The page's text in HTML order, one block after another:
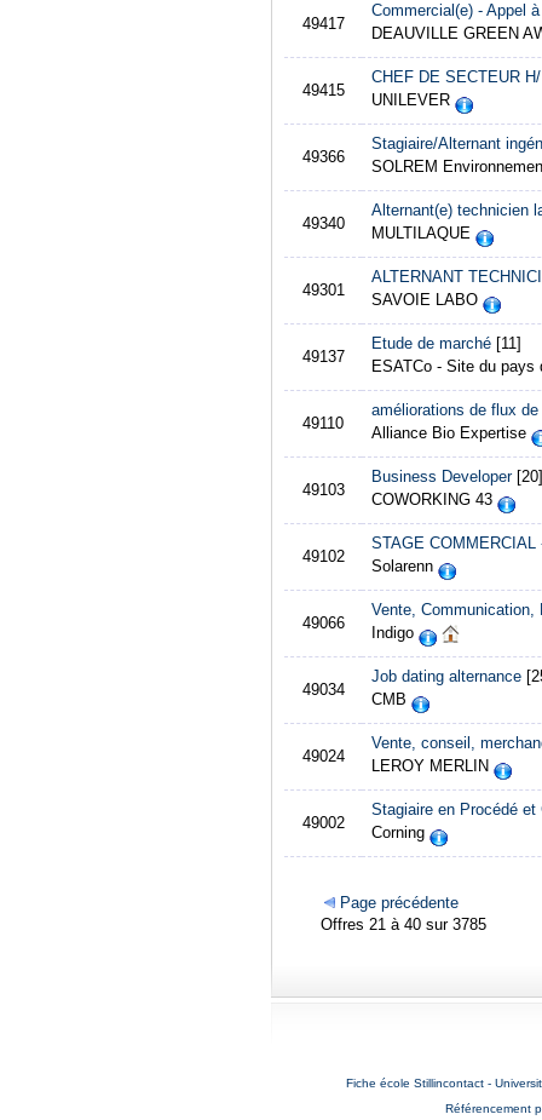
49417
Commercial(e) - Appel
DEAUVILLE GREEN
49415
CHEF DE SECTEUR
UNILEVER
49366
Stagiaire/Alternant
SOLREM
49340
Alternant(e) technicien
MULTILAQUE
49301
ALTERNANT
SAVOIE LABO
49137
Etude de marché [11]
ESATCo - Site du
49110
améliorations de flux
Alliance Bio Expertise
49103
Business Developer[20]
COWORKING 43
49102
STAGE COMMERCIAL
Solarenn
49066
Vente, Communication,
Indigo
49034
Job dating alternance
CMB
49024
Vente, conseil,
LEROY MERLIN
49002
Stagiaire en Procédé et
Corning
Page précédente
Offres 21 à 40 sur 3785
Fiche école Stillincontact -
Référencement